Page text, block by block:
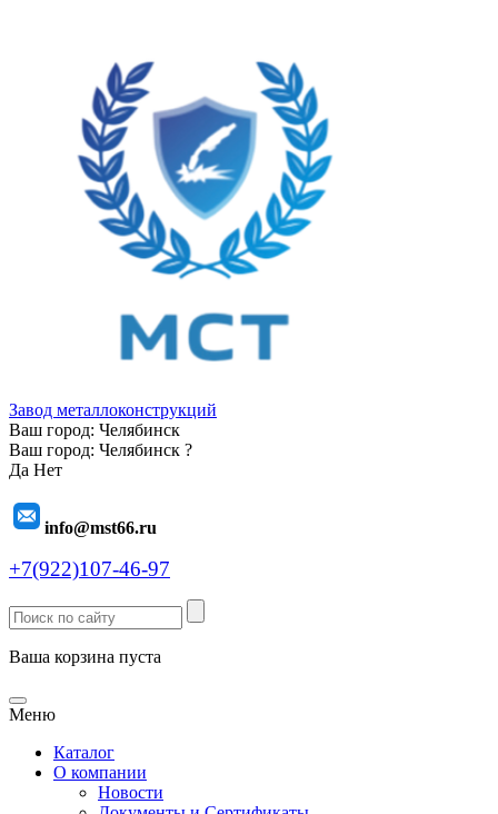
Завод металлоконструкций
Ваш город: Челябинск
Ваш город: Челябинск ?
Да Нет
info@mst66.ru
+7(922)107-46-97
Ваша корзина пуста
Меню
Каталог
О компании
Новости